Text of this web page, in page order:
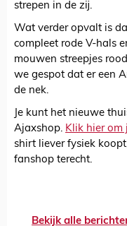
strepen in de zij.
Wat verder opvalt is
compleet rode V-hals
mouwen streepjes
we gespot dat er een
de nek.
Je kunt het nieuwe
Ajaxshop. Klik hier om
shirt liever fysiek
fanshop terecht.
Bekijk alle